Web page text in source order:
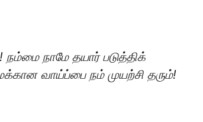
நாமே தயார் படுத்திக்
வாய்ப்பை நம் முயற்சி தரும்!